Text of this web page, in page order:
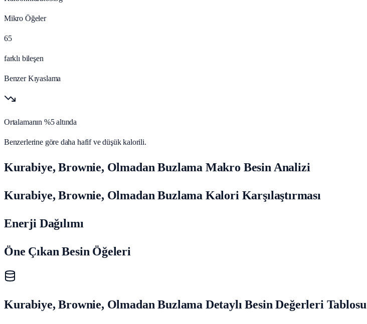
Mikro Öğeler
65
farklı bileşen
Benzer Kıyaslama
Ortalamanın %5 altında
Benzerlerine göre daha hafif ve düşük kalorili.
Kurabiye, Brownie, Olmadan Buzlama Makro Besin Analizi
Kurabiye, Brownie, Olmadan Buzlama Kalori Karşılaştırması
Enerji Dağılımı
Öne Çıkan Besin Öğeleri
Kurabiye, Brownie, Olmadan Buzlama Detaylı Besin Değerleri Tablosu